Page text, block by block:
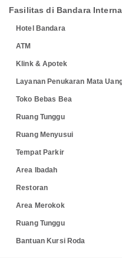
Fasilitas di Bandara
Hotel Bandara
ATM
Klink & Apotek
Layanan Penukaran Mata
Toko Bebas Bea
Ruang Tunggu
Ruang Menyusui
Tempat Parkir
Area Ibadah
Restoran
Area Merokok
Ruang Tunggu
Bantuan Kursi Roda